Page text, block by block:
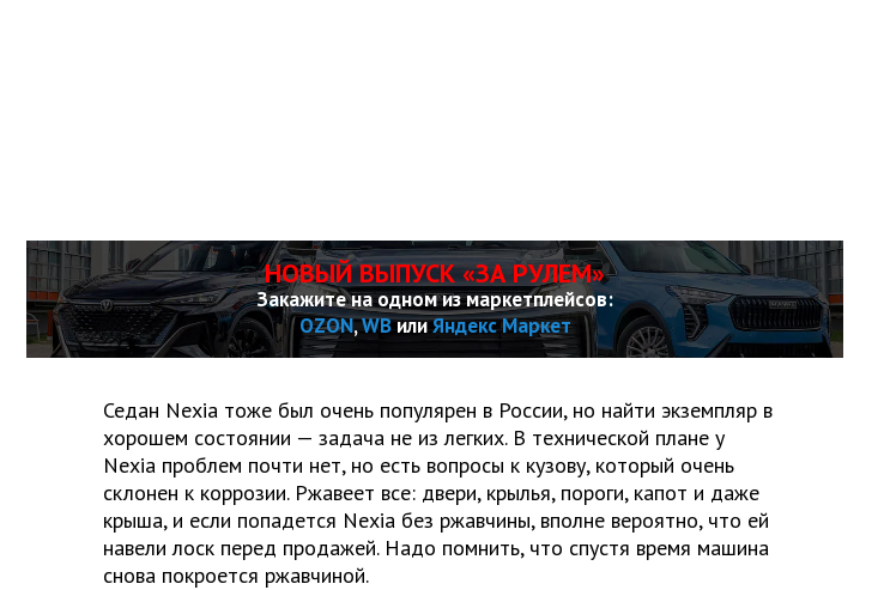
НОВЫЙ ВЫПУСК «ЗА РУЛЕМ»
Закажите на одном из маркетплейсов:
OZON,WBилиЯндекс Маркет
Седан Nexia тоже был очень популярен в России, но найти экземпляр в
хорошем состоянии — задача не из легких. В технической плане у
Nexia проблем почти нет, но есть вопросы к кузову, который очень
склонен к коррозии. Ржавеет все: двери, крылья, пороги, капот и даже
крыша, и если попадется Nexia без ржавчины, вполне вероятно, что ей
навели лоск перед продажей. Надо помнить, что спустя время машина
снова покроется ржавчиной.